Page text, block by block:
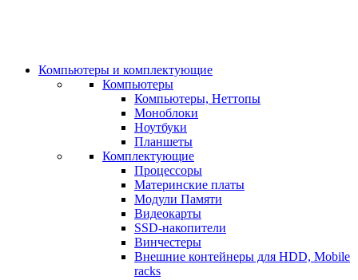
Компьютеры и комплектующие
Компьютеры
Компьютеры, Неттопы
Моноблоки
Ноутбуки
Планшеты
Комплектующие
Процессоры
Материнские платы
Модули Памяти
Видеокарты
SSD-накопители
Винчестеры
Внешние контейнеры для HDD, Mobile
racks